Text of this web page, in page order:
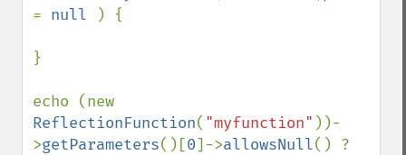
= null ) {
}
ReflectionFunction( "myfunction" ))-
>getParameters()[0]->allowsNull